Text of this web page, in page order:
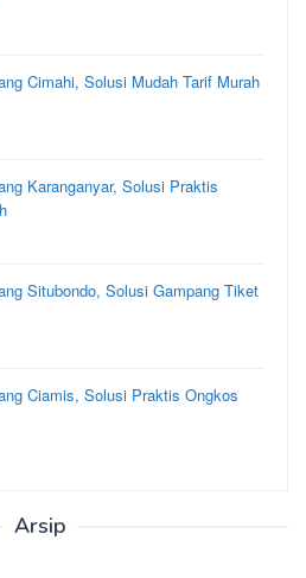
Cimahi, Solusi Mudah Tarif Murah
Karanganyar, Solusi Praktis
Situbondo, Solusi Gampang Tiket
Ciamis, Solusi Praktis Ongkos
Arsip